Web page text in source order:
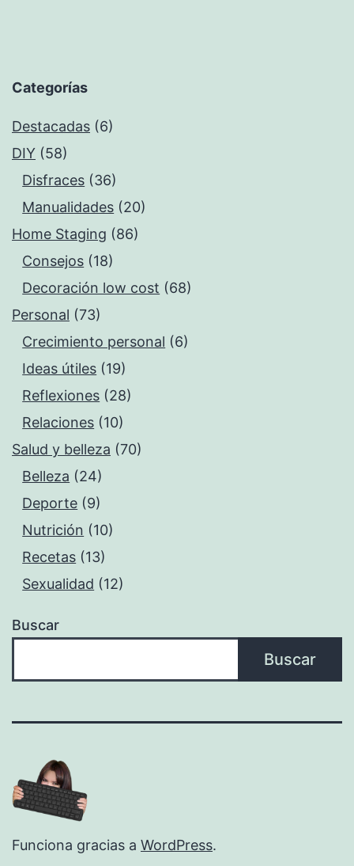
Categorías
Destacadas (6)
DIY (58)
Disfraces (36)
Manualidades (20)
Home Staging (86)
Consejos (18)
Decoración low cost (68)
Personal (73)
Crecimiento personal (6)
Ideas útiles (19)
Reflexiones (28)
Relaciones (10)
Salud y belleza (70)
Belleza (24)
Deporte (9)
Nutrición (10)
Recetas (13)
Sexualidad (12)
Buscar
Buscar
Funciona gracias a WordPress.